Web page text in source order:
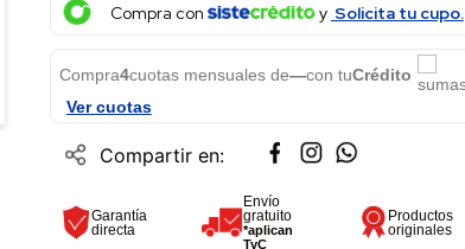
Compra con Solicita tu cupo.
Compra4cuotas mensuales de—con tuCrédito
Ver cuotas
Garantía
directa
Envío
gratuito
*aplican
TyC
Productos
originales